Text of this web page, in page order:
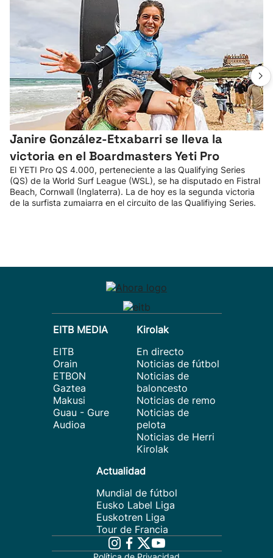
Janire González-Etxabarri se lleva la
victoria en el Boardmasters Yeti Pro
El YETI Pro QS 4.000, perteneciente a las Qualifying Series
(QS) de la World Surf League (WSL), se ha disputado en Fistral
Beach, Cornwall (Inglaterra). La de hoy es la segunda victoria
de la surfista zumaiarra en el circuito de las Qualifiying Series.
EITB MEDIA
EITB
Orain
ETBON
Gaztea
Makusi
Guau - Gure
Audioa
Kirolak
En directo
Noticias de fútbol
Noticias de
baloncesto
Noticias de remo
Noticias de
pelota
Noticias de Herri
Kirolak
Actualidad
Mundial de fútbol
Eusko Label Liga
Euskotren Liga
Tour de Francia